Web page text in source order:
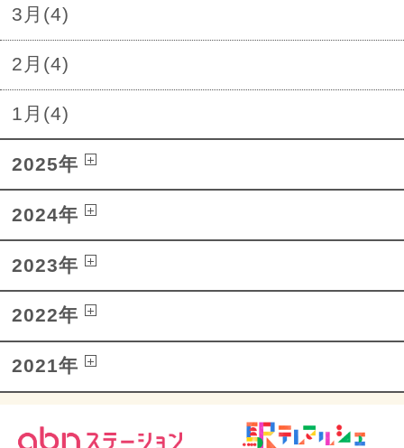
3月(4)
2月(4)
1月(4)
2025年
2024年
2023年
2022年
2021年